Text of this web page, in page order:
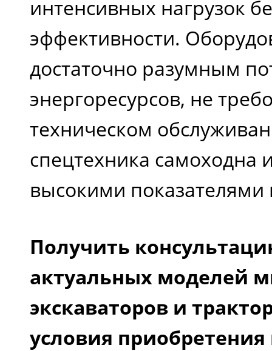
интенсивных нагрузок
эффективности.
достаточно разумным
энергоресурсов, не
техническом
спецтехника самоходна
высокими
Получить
актуальных моделей
экскаваторов и
условия